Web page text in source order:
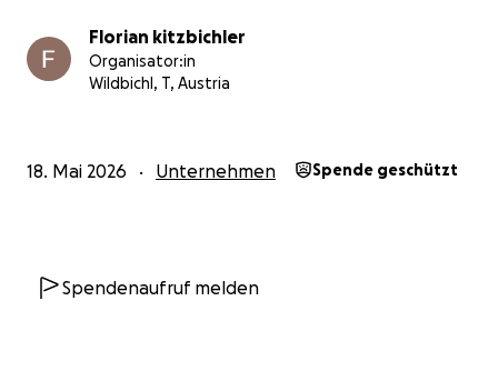
Florian kitzbichler
Organisator:in
Wildbichl, T, Austria
18. Mai 2026 Unternehmen Spende geschützt
Spendenaufruf melden